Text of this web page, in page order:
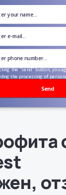
Send
the "send" button, you
the processing of